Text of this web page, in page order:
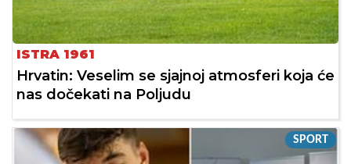
ISTRA 1961
Hrvatin: Veselim se sjajnoj atmosferi koja će
nas dočekati na Poljudu
SPORT